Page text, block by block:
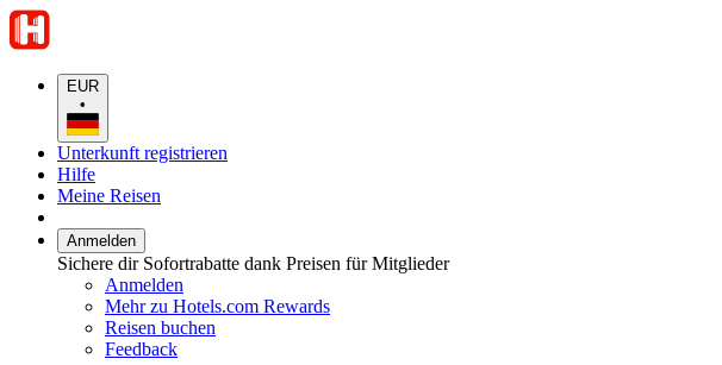
EUR
•
Unterkunft registrieren
Hilfe
Meine Reisen
Anmelden
Sichere dir Sofortrabatte dank Preisen für Mitglieder
Anmelden
Mehr zu Hotels.com Rewards
Reisen buchen
Feedback